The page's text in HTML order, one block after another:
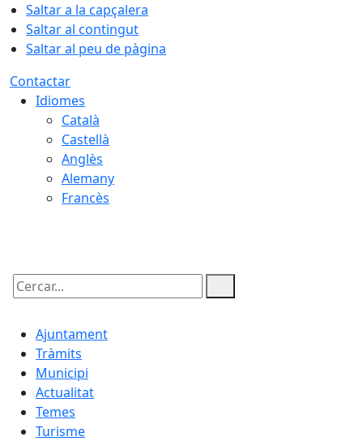
Saltar a la capçalera
Saltar al contingut
Saltar al peu de pàgina
Contactar
Idiomes
Català
Castellà
Anglès
Alemany
Francès
Cercar:
Ajuntament
Tràmits
Municipi
Actualitat
Temes
Turisme